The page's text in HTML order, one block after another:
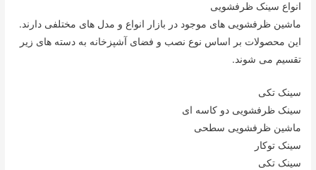
انواع سینک ظرفشویی
ماشین ظرفشویی های موجود در بازار انواع و مدل های مختلفی دارند.
این محصولات بر اساس نوع نصب و فضای آشپزخانه به دسته های زیر
تقسیم می شوند.
سینک تکی
سینک ظرفشویی دو کاسه ای
ماشین ظرفشویی سطحی
سینک توکار
سینک تکی